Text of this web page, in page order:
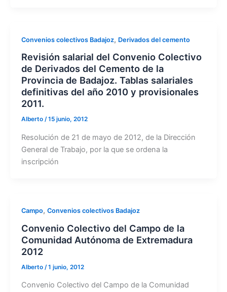
Convenios colectivos Badajoz, Derivados del cemento
Revisión salarial del Convenio Colectivo
de Derivados del Cemento de la
Provincia de Badajoz. Tablas salariales
definitivas del año 2010 y provisionales
2011.
Alberto /15 junio, 2012
Resolución de 21 de mayo de 2012, de la Dirección
General de Trabajo, por la que se ordena la
inscripción
Campo, Convenios colectivos Badajoz
Convenio Colectivo del Campo de la
Comunidad Autónoma de Extremadura
2012
Alberto /1 junio, 2012
Convenio Colectivo del Campo de la Comunidad